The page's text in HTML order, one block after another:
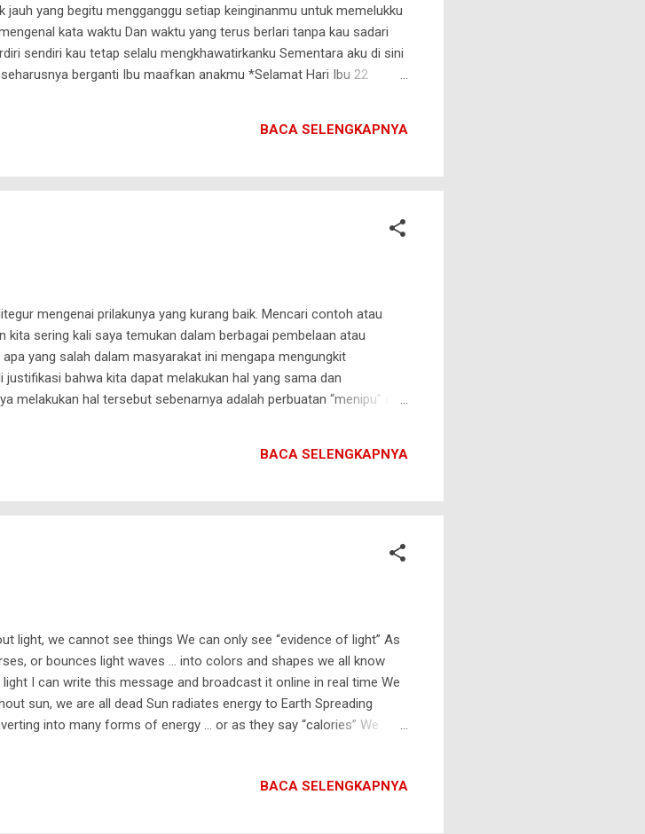
yang begitu mengganggu setiap keinginanmu untuk memelukku
kata waktu Dan waktu yang terus berlari tanpa kau sadari
sendiri kau tetap selalu mengkhawatirkanku Sementara aku di sini
berganti Ibu maafkan anakmu *Selamat Hari Ibu 22
BACA SELENGKAPNYA
mengenai prilakunya yang kurang baik. Mencari contoh atau
sering kali saya temukan dalam berbagai pembelaan atau
yang salah dalam masyarakat ini mengapa mengungkit
bahwa kita dapat melakukan hal yang sama dan
melakukan hal tersebut sebenarnya adalah perbuatan “menipu” diri
salah yang dilakukan berulang-ulang (lagi-lagi menurut saya)
sensitif. Dimulai dengan hal-hal kecil dan sederhana di satu titik
BACA SELENGKAPNYA
light, we cannot see things We can only see “evidence of light” As
or bounces light waves … into colors and shapes we all know
I can write this message and broadcast it online in real time We
sun, we are all dead Sun radiates energy to Earth Spreading
into many forms of energy … or as they say “calories” We
they are “alone” See, hydrogen and oxygen alone are highly
BACA SELENGKAPNYA